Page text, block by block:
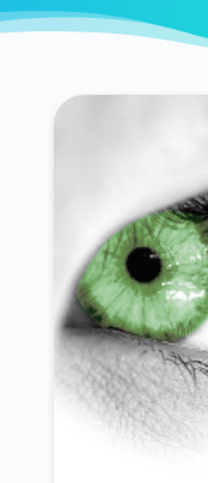
Chevilly-Larue
Créteil 94000
Ivry-sur-Seine
Joinville-le-Pont
Le Kremlin-
Le Perreux-sur-
Le Plessis-
L'Haÿ-les-Roses
Limeil-Brévannes
Maisons-Alfort
Mandres-les-
Marolles-en-
Nogent-sur-
Orly 94310
Périgny 94520
Saint-Mandé
Saint-Maur-